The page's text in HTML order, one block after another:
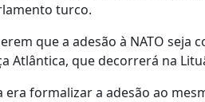
turco.
que a adesão à NATO
Atlântica, que decorrerá na
formalizar a adesão ao